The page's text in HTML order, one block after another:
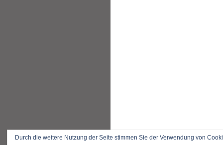
Durch die weitere Nutzung der Seite stimmen Sie der Verwendung von